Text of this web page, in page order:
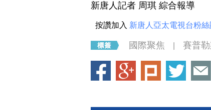
新唐人記者 周琪 綜合報導
按讚加入 新唐人亞太電視台粉絲
國際聚焦 賽普